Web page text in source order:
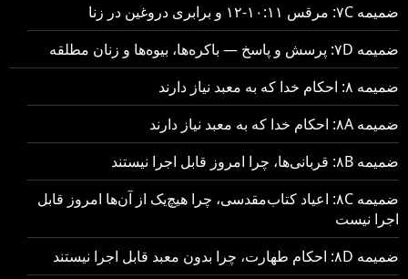
ضمیمه ۷C: مرقس ۱۰:۱۱-۱۲ و برابری دروغین در زنا
ضمیمه ۷D: پرسش و پاسخ — باکره‌ها، بیوه‌ها و زنان مطلقه
ضمیمه ۸: احکام خدا که به معبد نیاز دارند
ضمیمه ۸A: احکام خدا که به معبد نیاز دارند
ضمیمه ۸B: قربانی‌ها، چرا امروز قابل اجرا نیستند
ضمیمه ۸C: اعیاد کتاب‌مقدسی، چرا هیچ‌یک از آن‌ها امروز قابل
اجرا نیست
ضمیمه ۸D: احکام طهارت، چرا بدون معبد قابل اجرا نیستند